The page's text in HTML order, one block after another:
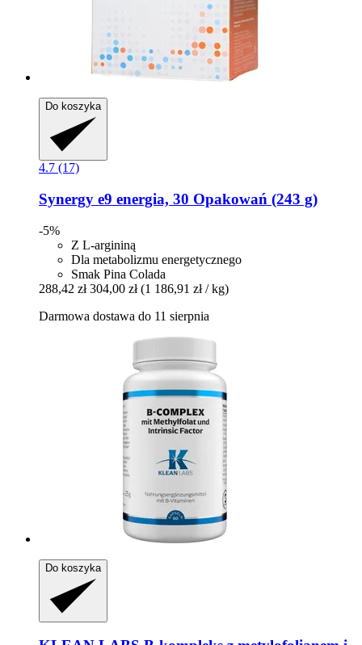
Do koszyka
4.7 (17)
Synergy e9 energia, 30 Opakowań (243 g)
-5%
Z L-argininą
Dla metabolizmu energetycznego
Smak Pina Colada
288,42 zł 304,00 zł (1 186,91 zł / kg)
Darmowa dostawa do 11 sierpnia
Do koszyka